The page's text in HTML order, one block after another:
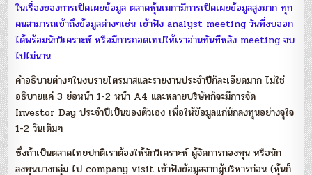
ในเรื่องของการเปิดเผยข้อมูล ตลาดหุ้นเมกามีการเปิดเผยข้อมูลสูงมาก ทุก
คนสามารถเข้าถึงข้อมูลต่างๆเช่น เข้าฟัง analyst meeting วันที่งบออก
ได้พร้อมนักวิเคราะห์ หรือมีการถอดเทปให้เราอ่านทันทีหลัง meeting จบ
ไปไม่นาน
คำอธิบายต่างๆในงบรายไตรมาสและรายงานประจำปีก็ละเอียดมาก ไม่ใช่
อธิบายแค่ 3 ย่อหน้า 1-2 หน้า A4 และหลายบริษัทก็จะมีการจัด
Investor Day ประจำปีเป็นของตัวเอง เพื่อให้ข้อมูลแก่นักลงทุนอย่างจุใจ
1-2 วันเต็มๆ
ซึ่งถ้าเป็นตลาดไทยปกติเราต้องให้นักวิเคราะห์ ผู้จัดการกองทุน หรือนัก
ลงทุนบางกลุ่ม ไป company visit เข้าฟังข้อมูลจากผู้บริหารก่อน (หุ้นก็